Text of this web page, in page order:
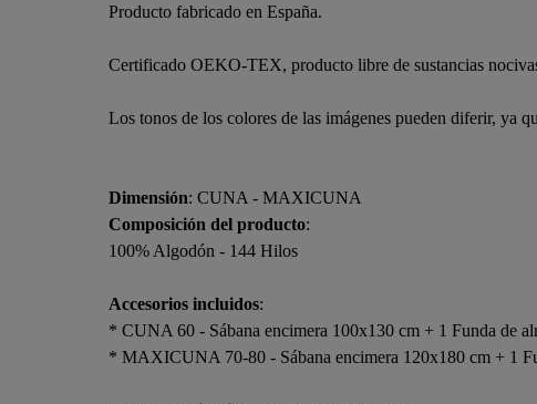
Producto fabricado en España.
Certificado OEKO-TEX, producto libre de sustancias
Los tonos de los colores de las imágenes pueden diferir, ya
Dimensión: CUNA - MAXICUNA
Composición del producto:
100% Algodón - 144 Hilos
Accesorios incluidos:
* CUNA 60 - Sábana encimera 100x130 cm + 1 Funda de
* MAXICUNA 70-80 - Sábana encimera 120x180 cm + 1